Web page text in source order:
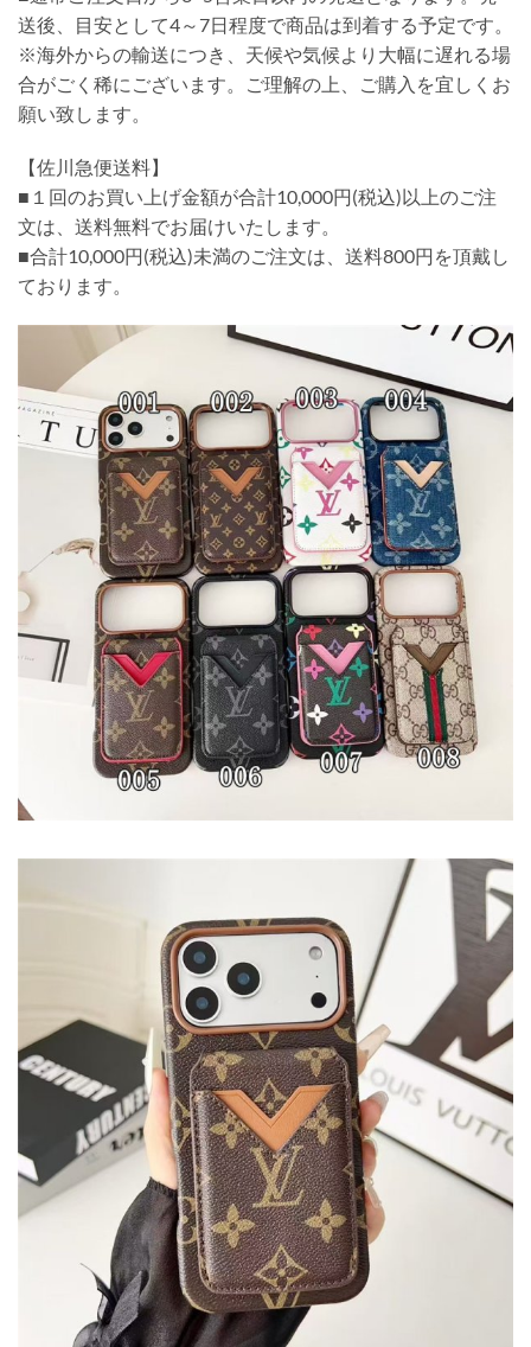
送後、目安として4～7日程度で商品は到着する予定です。
※海外からの輸送につき、天候や気候より大幅に遅れる場
合がごく稀にございます。ご理解の上、ご購入を宜しくお
願い致します。
【佐川急便送料】
■１回のお買い上げ金額が合計10,000円(税込)以上のご注
文は、送料無料でお届けいたします。
■合計10,000円(税込)未満のご注文は、送料800円を頂戴し
ております。